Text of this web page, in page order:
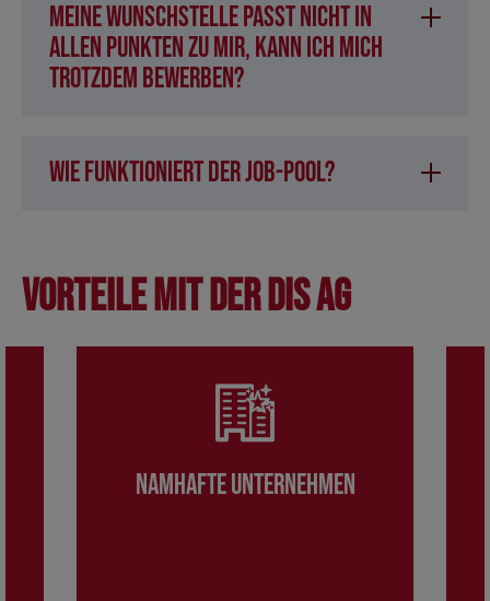
Meine Wunschstelle passt nicht in
allen Punkten zu mir, kann ich mich
trotzdem bewerben?
Wie funktioniert der Job-Pool?
Vorteile mit der DIS AG
Namhafte Unternehmen